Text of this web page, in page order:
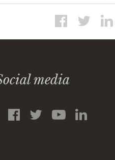
media